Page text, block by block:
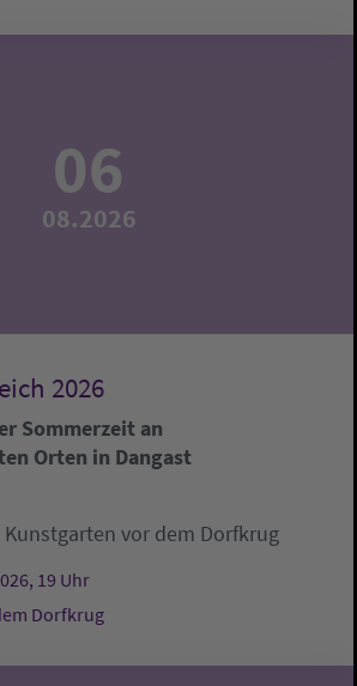
06
08.2026
2026
Sommerzeit an
Orten in Dangast
Kunstgarten vor dem Dorfkrug
19 Uhr
Dorfkrug